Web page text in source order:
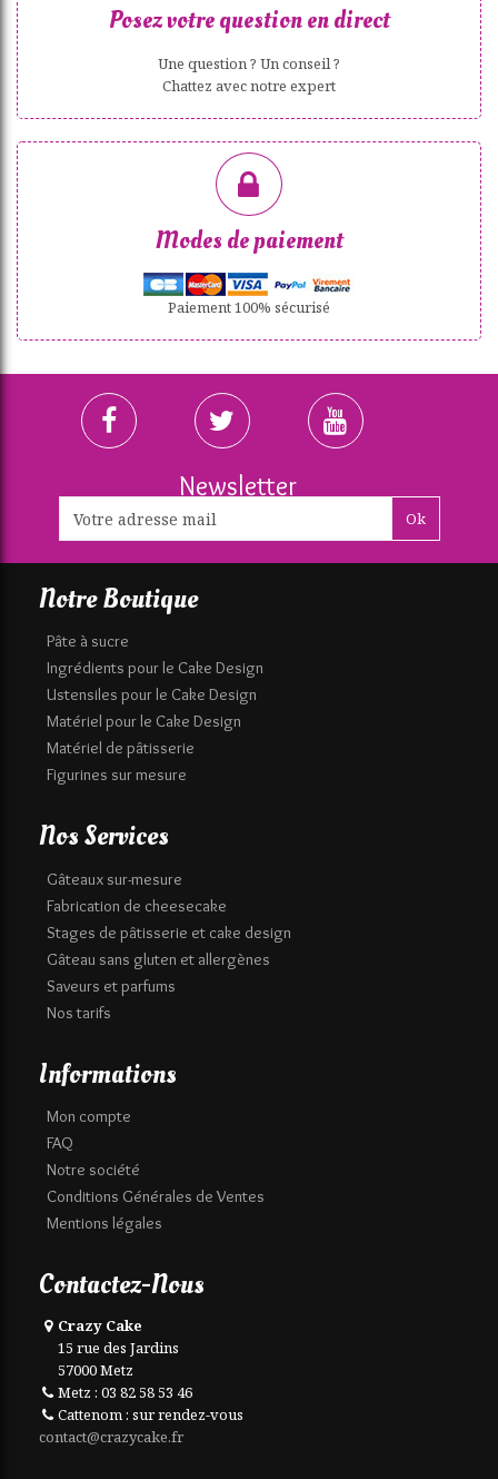
Posez votre question en direct
Une question ? Un conseil ?
Chattez avec notre expert
Modes de paiement
Paiement 100% sécurisé
Newsletter
Ok
Notre Boutique
Pâte à sucre
Ingrédients pour le Cake Design
Ustensiles pour le Cake Design
Matériel pour le Cake Design
Matériel de pâtisserie
Figurines sur mesure
Nos Services
Gâteaux sur-mesure
Fabrication de cheesecake
Stages de pâtisserie et cake design
Gâteau sans gluten et allergènes
Saveurs et parfums
Nos tarifs
Informations
Mon compte
FAQ
Notre société
Conditions Générales de Ventes
Mentions légales
Contactez-Nous
Crazy Cake
15 rue des Jardins
57000 Metz
Metz : 03 82 58 53 46
Cattenom : sur rendez-vous
contact@crazycake.fr